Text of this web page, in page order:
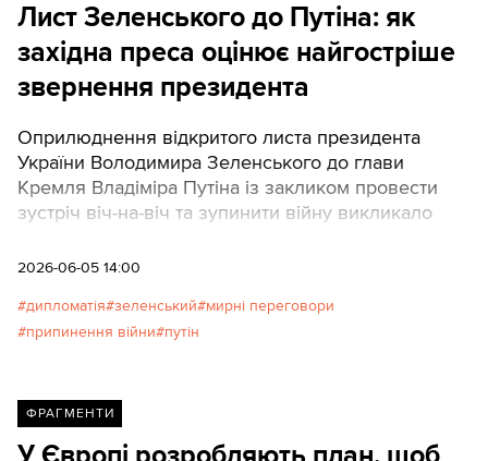
Лист Зеленського до Путіна: як
західна преса оцінює найгостріше
звернення президента
Оприлюднення відкритого листа президента
України Володимира Зеленського до глави
Кремля Владіміра Путіна із закликом провести
зустріч віч-на-віч та зупинити війну викликало
2026-06-05 14:00
дипломатія зеленський мирні переговори
припинення війни путін
ФРАГМЕНТИ